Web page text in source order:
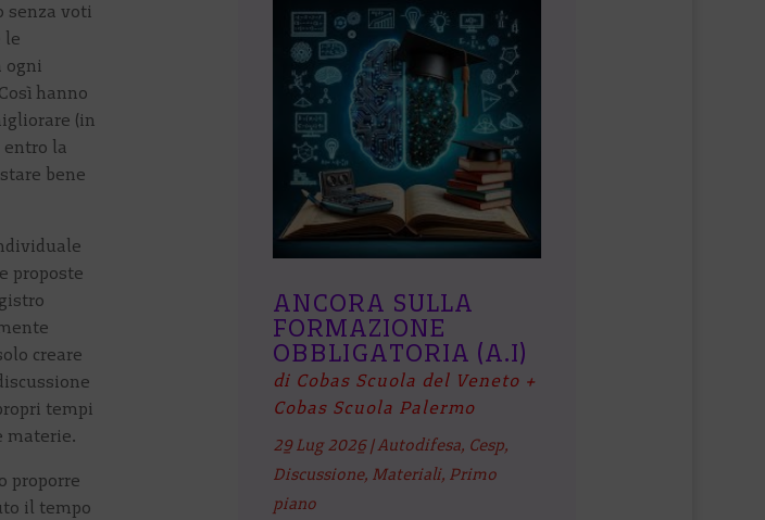
senza voti
le
ogni
hanno
(in
entro la
bene
proposte
creare
tempi
materie.
proporre
il tempo
ANCORA SULLA
FORMAZIONE
OBBLIGATORIA (A.I)
di Cobas Scuola del Veneto +
Cobas Scuola Palermo
29 Lug 2026|Autodifesa, Cesp,
Discussione, Materiali, Primo
piano